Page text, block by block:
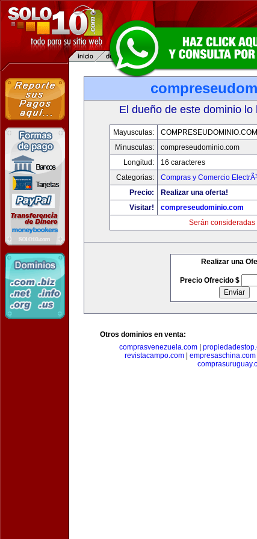
El dueño de este dominio lo
Mayusculas:
COMPRESEUDOMINIO.COM
Minusculas:
compreseudominio.com
Longitud:
16 caracteres
Categorias:
Compras y Comercio
Precio:
Realizar una oferta!
Visitar!
compreseudominio.com
Serán consideradas
Realizar una
Precio Ofrecido $
Otros dominios en venta:
comprasvenezuela.com
revistacampo.com
empresaschina.com